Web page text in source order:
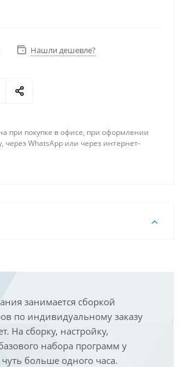
DDR4 64Gb, Диски SSD
Нашли дешевле?
при покупке в офисе, при оформлении
через WhatsApp или через интернет-
занимается сборкой
по индивидуальному заказу
На сборку, настройку,
набора программ у
больше одного часа.